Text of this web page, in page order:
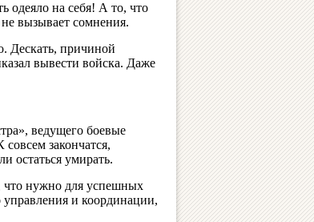
одеяло на себя! А то, что
вызывает сомнения.
Дескать, причиной
вывести войска. Даже
ведущего боевые
закончатся,
остаться умирать.
что нужно для успешных
и координации,